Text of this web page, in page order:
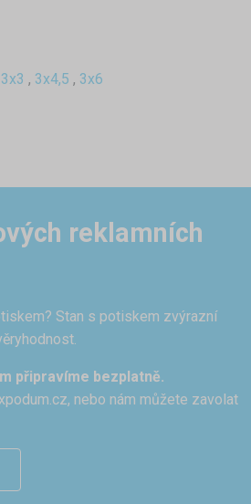
3x3 , 3x4,5 , 3x6
reklamních
Stan s potiskem zvýrazní
připravíme bezplatně.
, nebo nám můžete zavolat